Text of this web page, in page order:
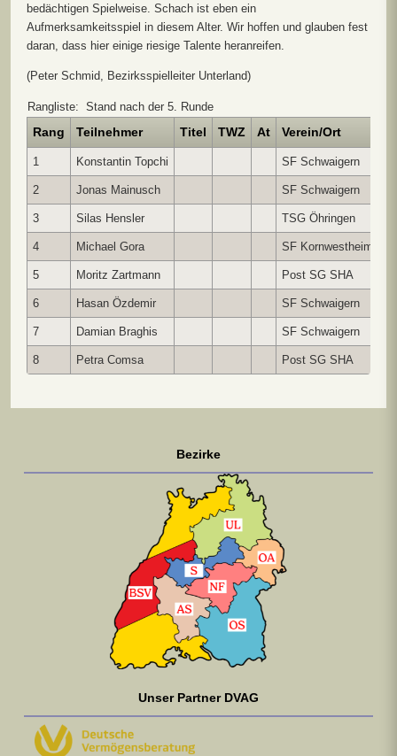
bedächtigen Spielweise. Schach ist eben ein
Aufmerksamkeitsspiel in diesem Alter. Wir hoffen und glauben fest
daran, dass hier einige riesige Talente heranreifen.
(Peter Schmid, Bezirksspielleiter Unterland)
Rangliste: Stand nach der 5. Runde
Rang Teilnehmer Titel TWZ At Verein/Ort
1 Konstantin Topchi SF Schwaigern
2 Jonas Mainusch SF Schwaigern
3 Silas Hensler TSG Öhringen
4 Michael Gora SF Kornwestheim
5 Moritz Zartmann Post SG SHA
6 Hasan Özdemir SF Schwaigern
7 Damian Braghis SF Schwaigern
8 Petra Comsa Post SG SHA
Bezirke
Unser Partner DVAG